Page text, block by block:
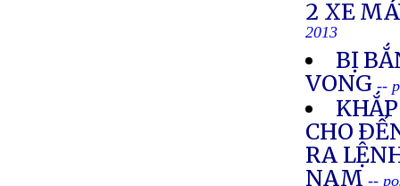
2 XE
2013
BỊ
VONG --
CHO
RA
NAM--